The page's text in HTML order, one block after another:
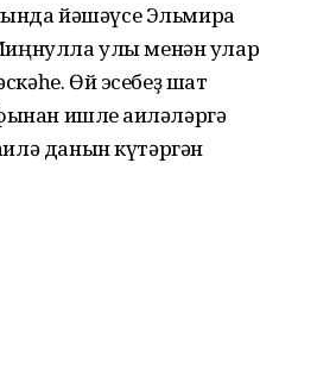
йәшәүсе Эльмира
улы менән улар
Өй эсебеҙ шат
ишле ғаиләләргә
данын күтәргән